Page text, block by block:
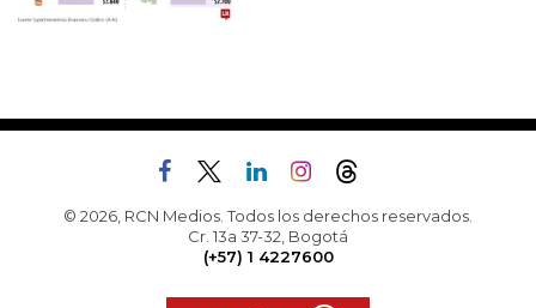
© 2026, RCN Medios. Todos los derechos reservados.
Cr. 13a 37-32, Bogotá
(+57) 1 4227600